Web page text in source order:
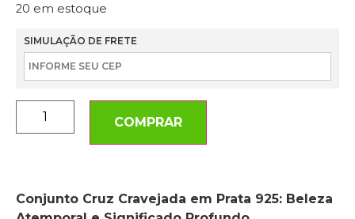
20 em estoque
SIMULAÇÃO DE FRETE
COMPRAR
Conjunto Cruz Cravejada em Prata 925: Beleza